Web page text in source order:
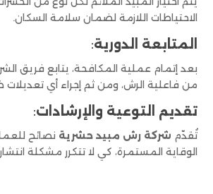
الاحتياطات اللازمة لضمان سلامة السكان.
المتابعة الدورية:
بعد إتمام عملية المكافحة، يتابع فريق
من فاعلية الرش، ومن ثم إجراء أي تعديلات
تقديم التوعية والإرشادات:
تُقدّم شركة رش مبيد حشرية نصائح
الوقاية المستمرة، كي لا تتكرر مشكلة